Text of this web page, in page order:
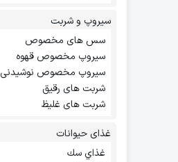
سیروپ و شربت
سس های مخصوص
سیروپ مخصوص قهوه
سیروپ مخصوص نوشیدنی
شربت های رقیق
شربت های غلیظ
غذای حیوانات
غذاي سك